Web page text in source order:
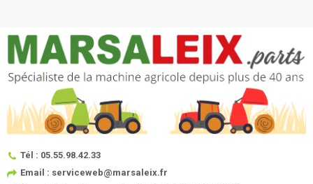
Tél : 05.55.98.42.33
Email : serviceweb@marsaleix.fr